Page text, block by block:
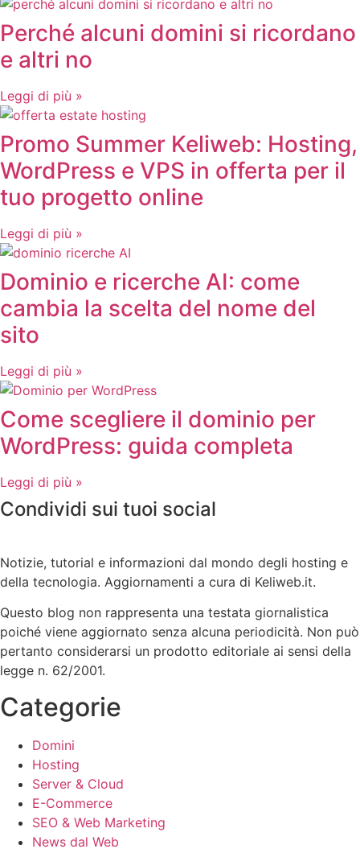
Perché alcuni domini si ricordano
e altri no
Leggi di più »
Promo Summer Keliweb: Hosting,
WordPress e VPS in offerta per il
tuo progetto online
Leggi di più »
Dominio e ricerche AI: come
cambia la scelta del nome del
sito
Leggi di più »
Come scegliere il dominio per
WordPress: guida completa
Leggi di più »
Condividi sui tuoi social
Notizie, tutorial e informazioni dal mondo degli hosting e
della tecnologia. Aggiornamenti a cura di Keliweb.it.
Questo blog non rappresenta una testata giornalistica
poiché viene aggiornato senza alcuna periodicità. Non può
pertanto considerarsi un prodotto editoriale ai sensi della
legge n. 62/2001.
Categorie
Domini
Hosting
Server & Cloud
E-Commerce
SEO & Web Marketing
News dal Web